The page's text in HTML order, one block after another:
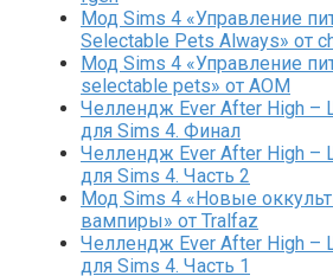
Мод Sims 4 «Управление
Selectable Pets Always» от
Мод Sims 4 «Управление
selectable pets» от AOM
Челлендж Ever After High –
для Sims 4. Финал
Челлендж Ever After High –
для Sims 4. Часть 2
Мод Sims 4 «Новые
вампиры» от Tralfaz
Челлендж Ever After High –
для Sims 4. Часть 1